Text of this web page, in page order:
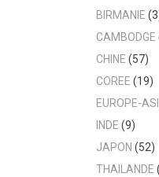
BIRMANIE
CAMBODGE
CHINE (57)
COREE (19)
EUROPE-
INDE (9)
JAPON (52)
THAILANDE